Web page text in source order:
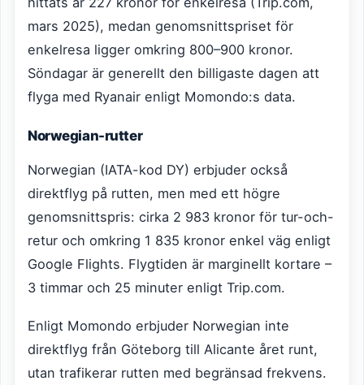
mars 2025), medan genomsnittspriset för
enkelresa ligger omkring 800–900 kronor.
Söndagar är generellt den billigaste dagen att
flyga med Ryanair enligt Momondo:s data.
Norwegian-rutter
Norwegian (IATA-kod DY) erbjuder också
direktflyg på rutten, men med ett högre
genomsnittspris: cirka 2 983 kronor för tur-och-
retur och omkring 1 835 kronor enkel väg enligt
Google Flights. Flygtiden är marginellt kortare –
3 timmar och 25 minuter enligt Trip.com.
Enligt Momondo erbjuder Norwegian inte
direktflyg från Göteborg till Alicante året runt,
utan trafikerar rutten med begränsad frekvens.